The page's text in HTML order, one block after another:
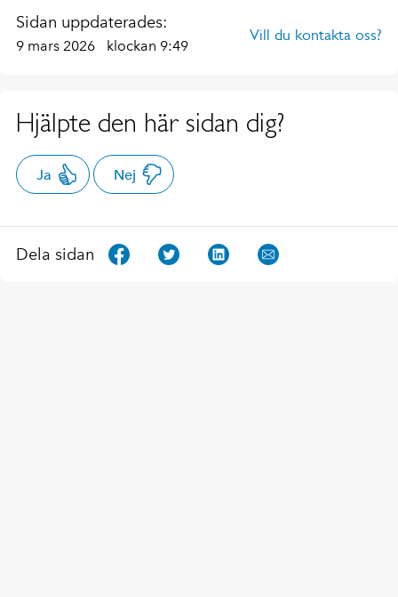
Sidan uppdaterades:
9 mars 2026 klockan 9:49
Vill du kontakta oss?
Hjälpte den här sidan dig?
Ja Nej
Dela sidan